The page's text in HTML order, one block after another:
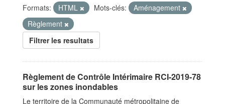
Formats:
HTML Mots-clés:
Aménagement
Règlement
Filtrer les resultats
Règlement de Contrôle Intérimaire RCI-2019-78
sur les zones inondables
Le territoire de la Communauté métropolitaine de